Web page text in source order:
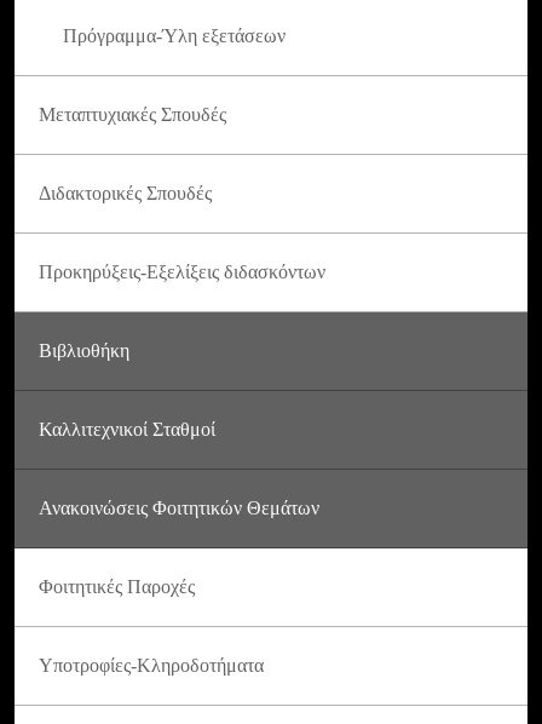
Πρόγραμμα-Ύλη εξετάσεων
Μεταπτυχιακές Σπουδές
Διδακτορικές Σπουδές
Προκηρύξεις-Εξελίξεις διδασκόντων
Βιβλιοθήκη
Καλλιτεχνικοί Σταθμοί
Ανακοινώσεις Φοιτητικών Θεμάτων
Φοιτητικές Παροχές
Υποτροφίες-Κληροδοτήματα